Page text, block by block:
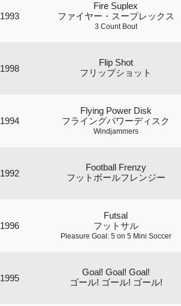
1993
Fire Suplex
ファイヤー・スープレックス
3 Count Bout
1998
Flip Shot
フリップショット
1994
Flying Power Disk
フライングパワーディスク
Windjammers
1992
Football Frenzy
フットボールフレンジー
1996
Futsal
フットサル
Pleasure Goal: 5 on 5 Mini Soccer
1995
Goal! Goal! Goal!
ゴール! ゴール! ゴール!